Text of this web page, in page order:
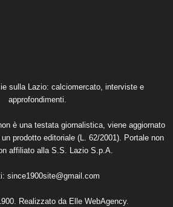
sulla Lazio: calciomercato, interviste e
approfondimenti.
è una testata giornalistica, viene aggiornato
prodotto editoriale (L. 62/2001). Portale non
affiliato alla S.S. Lazio S.p.A.
since1900site@gmail.com
Realizzato da Elle WebAgency.